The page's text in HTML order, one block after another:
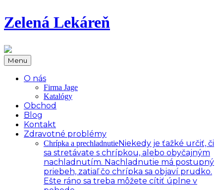
Zelená Lekáreň
Menu
O nás
Firma Jage
Katalógy
Obchod
Blog
Kontakt
Zdravotné problémy
Chrípka a prechladnutieNiekedy je ťažké určiť, či
sa stretávate s chrípkou, alebo obyčajným
nachladnutím. Nachladnutie má postupný
priebeh, zatiaľ čo chrípka sa objaví prudko.
Ešte ráno sa treba môžete cítiť úplne v